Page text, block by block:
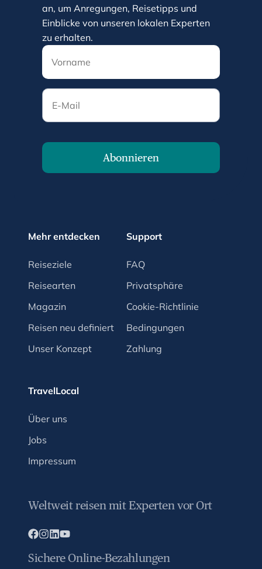
an, um Anregungen, Reisetipps und
Einblicke von unseren lokalen Experten
zu erhalten.
E-Mail
Abonnieren
Mehr entdecken
Reiseziele
Reisearten
Magazin
Reisen neu definiert
Unser Konzept
Support
FAQ
Privatsphäre
Cookie-Richtlinie
Bedingungen
Zahlung
TravelLocal
Über uns
Jobs
Impressum
Weltweit reisen mit Experten vor Ort
Sichere Online-Bezahlungen